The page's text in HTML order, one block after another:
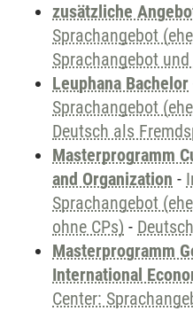
zusätzliche
Sprachangebot
Sprachangebot
Leuphana Bachelor
Sprachangebot
Deutsch als
Masterprogramm
and Organization -
Sprachangebot
ohne CPs) -
Masterprogramm
International
Center: